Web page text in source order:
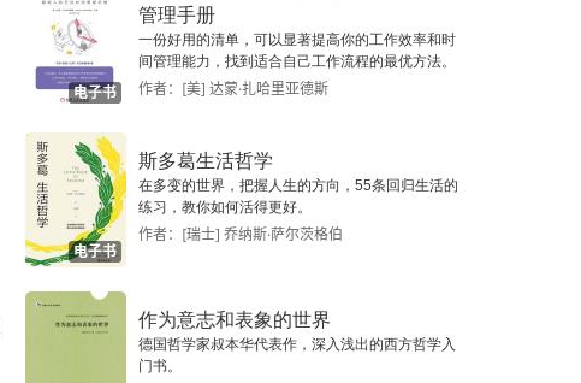
电子书
管理手册
一份好用的清单，可以显著提高你的工作效率和时
间管理能力，找到适合自己工作流程的最优方法。
作者：[美] 达蒙·扎哈里亚德斯
电子书
斯多葛生活哲学
在多变的世界，把握人生的方向，55条回归生活的
练习，教你如何活得更好。
作者：[瑞士] 乔纳斯·萨尔茨格伯
作为意志和表象的世界
德国哲学家叔本华代表作，深入浅出的西方哲学入
门书。